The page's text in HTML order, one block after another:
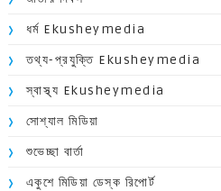
ধর্ম Ekusheymedia
তথ্য-প্রযুক্তি Ekusheymedia
স্বাস্থ্য Ekusheymedia
সোশ্যাল মিডিয়া
শুভেচ্ছা বার্তা
একুশে মিডিয়া ডেস্ক রিপোর্ট